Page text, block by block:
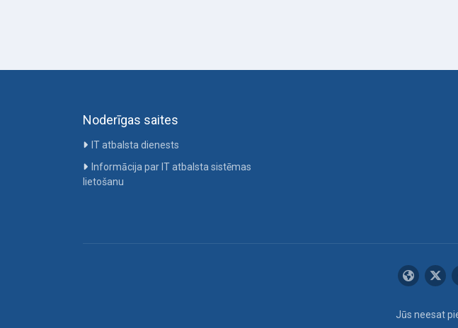
Noderīgas saites
IT atbalsta dienests
Informācija par IT atbalsta sistēmas
lietošanu
Jūs neesat